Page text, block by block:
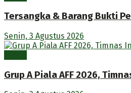
Tersangka & Barang Bukti
Senin, 3 Agustus 2026
Grup A Piala AFF 2026,